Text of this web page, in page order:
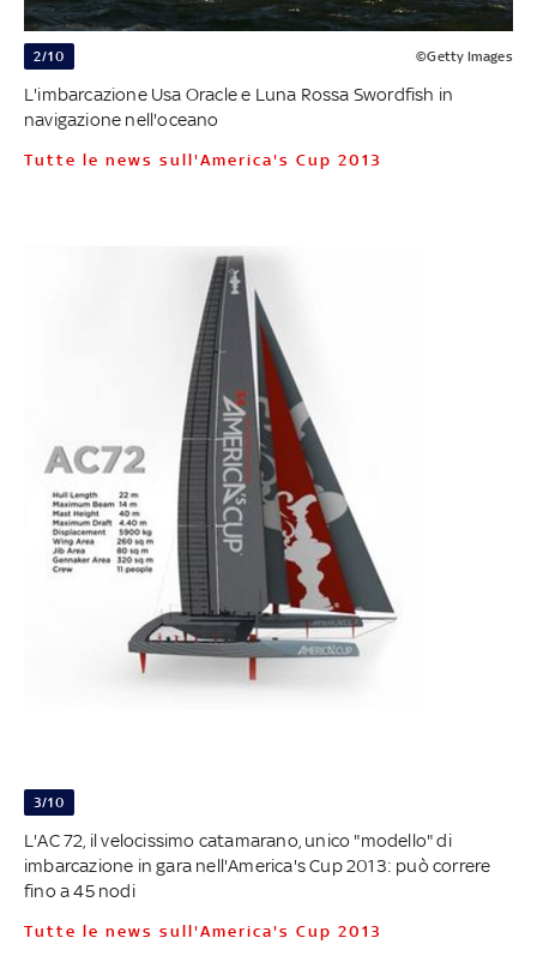
2/10 ©Getty Images
L'imbarcazione Usa Oracle e Luna Rossa Swordfish in
navigazione nell'oceano
Tutte le news sull'America's Cup 2013
3/10
L'AC 72, il velocissimo catamarano, unico "modello" di
imbarcazione in gara nell'America's Cup 2013: può correre
fino a 45 nodi
Tutte le news sull'America's Cup 2013